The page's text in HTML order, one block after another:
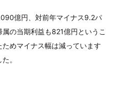
億円、対前年マイナス9.2パ
の当期利益も821億円というこ
めマイナス幅は減っています
。